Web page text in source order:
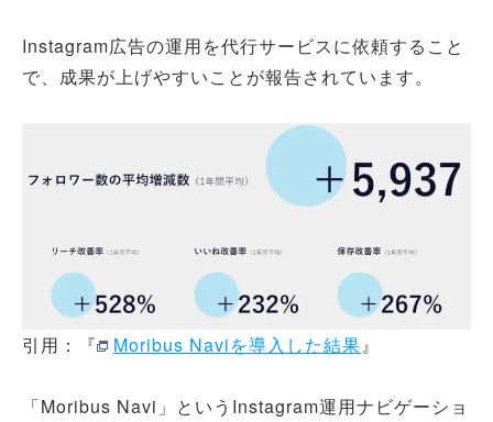
Instagram広告の運用を代行サービスに依頼すること
で、成果が上げやすいことが報告されています。
引用：『 Moribus Naviを導入した結果』
「Moribus Navi」というInstagram運用ナビゲーショ